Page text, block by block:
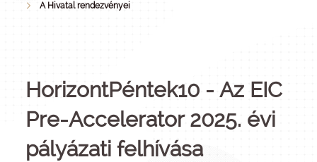
A Hivatal rendezvényei
HorizontPéntek10 - Az EIC
Pre-Accelerator 2025. évi
pályázati felhívása